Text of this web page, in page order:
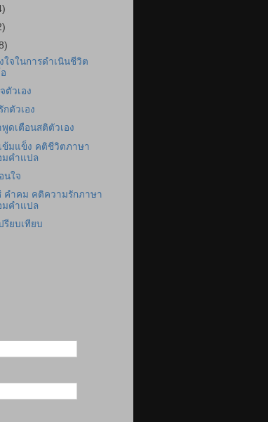
ใจในการดำเนินชีวิต
ตัวเอง
ตัวเอง
ดเตือนสติตัวเอง
ข้มแข็ง คติชีวิตภาษา
มคำแปล
นใจ
คำคม คติความรักภาษา
มคำแปล
รียบเทียบ